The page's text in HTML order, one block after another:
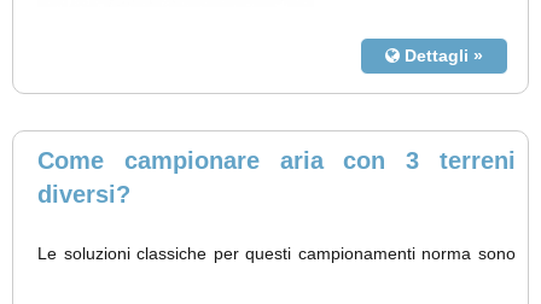
Dettagli »
Come campionare aria con 3 terreni
diversi?
Le soluzioni classiche per questi campionamenti norma sono